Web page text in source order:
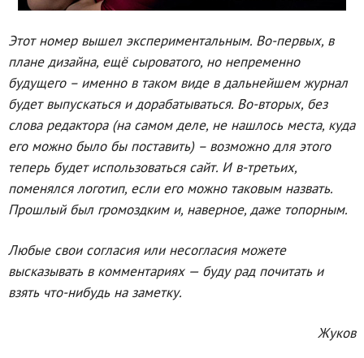
Этот номер вышел экспериментальным. Во-первых, в
плане дизайна, ещё сыроватого, но непременно
будущего – именно в таком виде в дальнейшем журнал
будет выпускаться и дорабатываться. Во-вторых, без
слова редактора (на самом деле, не нашлось места, куда
его можно было бы поставить) – возможно для этого
теперь будет использоваться сайт. И в-третьих,
поменялся логотип, если его можно таковым назвать.
Прошлый был громоздким и, наверное, даже топорным.
Любые свои согласия или несогласия можете
высказывать в комментариях — буду рад почитать и
взять что-нибудь на заметку.
Жуков